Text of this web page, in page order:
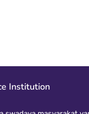
Institution